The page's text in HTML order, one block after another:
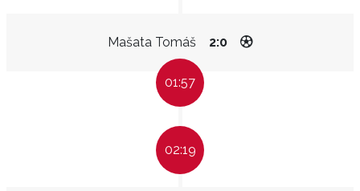
Mašata Tomáš 2:0
01:57
02:19